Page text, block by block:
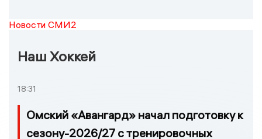
Новости СМИ2
Наш Хоккей
18:31
Омский «Авангард» начал подготовку к
сезону-2026/27 с тренировочных